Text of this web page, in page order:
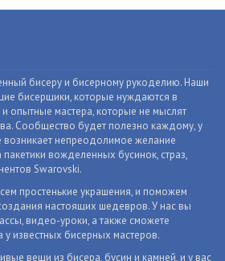
бисеру и бисерному рукоделию. Наши
бисерщики, которые нуждаются в
опытные мастера, которые не мыслят
Сообщество будет полезно каждому, у
возникает непреодолимое желание
пакетики вожделенных бусинок, страз,
Swarovski.
простенькие украшения, и поможем
настоящих шедевров. У нас вы
видео-уроки, а также сможете
у известных бисерных мастеров.
вещи из бисера, бусин и камней, и у вас